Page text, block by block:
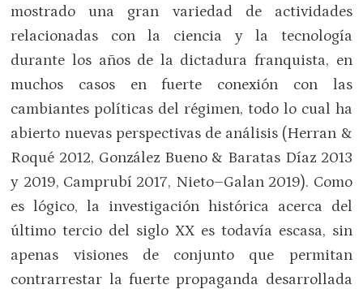
mostrado una gran variedad de actividades
relacionadas con la ciencia y la tecnología
durante los años de la dictadura franquista, en
muchos casos en fuerte conexión con las
cambiantes políticas del régimen, todo lo cual ha
abierto nuevas perspectivas de análisis (Herran &
Roqué 2012, González Bueno & Baratas Díaz 2013
y 2019, Camprubí 2017, Nieto–Galan 2019). Como
es lógico, la investigación histórica acerca del
último tercio del siglo XX es todavía escasa, sin
apenas visiones de conjunto que permitan
contrarrestar la fuerte propaganda desarrollada